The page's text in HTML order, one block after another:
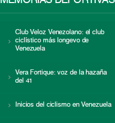
Club Veloz Venezolano: el club
ciclístico más longevo de
Venezuela
Vera Fortique: voz de la hazaña
del 41
Inicios del ciclismo en Venezuela